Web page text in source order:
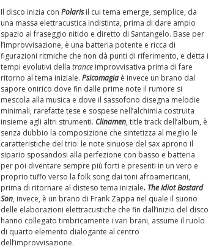
Il disco inizia con Polarisil cui tema emerge, semplice, da
una massa elettracustica indistinta, prima di dare ampio
spazio al fraseggio nitido e diretto di Santangelo. Base per
l’improvvisazione, è una batteria potente e ricca di
figurazioni ritmiche che non dà punti di riferimento, e detta i
tempi evolutivi della trance improvvisativa prima di fare
ritorno al tema iniziale. Psicomagia è invece un brano dal
sapore onirico dove fin dalle prime note il rumore si
mescola alla musica e dove il sassofono disegna melodie
minimali, rarefatte tese e sospese nell’alchimia costruita
insieme agli altri strumenti. Clinamen, title track dell’album, è
senza dubbio la composizione che sintetizza al meglio le
caratteristiche del trio: le note sinuose del sax aprono il
sipario sposandosi alla perfezione con basso e batteria
per poi diventare sempre più forti e presenti in un vero e
proprio tuffo verso la folk song dai toni afroamericani,
prima di ritornare al disteso tema iniziale. The Idiot Bastard
Son, invece, è un brano di Frank Zappa nel quale il suono
delle elaborazioni elettracustiche che fin dall’inizio del disco
hanno collegato timbricamente i vari brani, assume il ruolo
di quarto elemento dialogante al centro
dell’improvvisazione.